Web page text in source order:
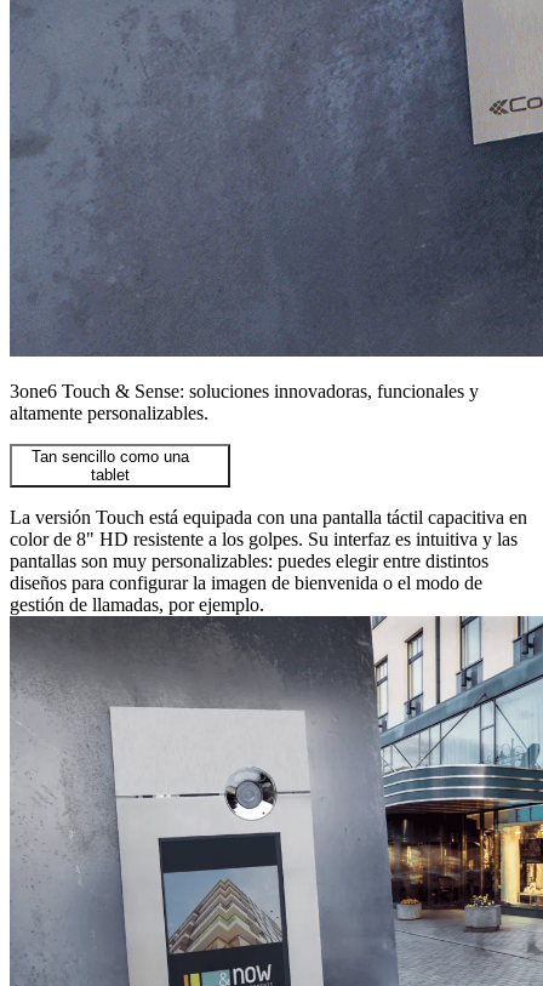
3one6 Touch & Sense: soluciones innovadoras, funcionales y
altamente personalizables.
Tan sencillo como una
tablet
La versión Touch está equipada con una pantalla táctil capacitiva en
color de 8" HD resistente a los golpes. Su interfaz es intuitiva y las
pantallas son muy personalizables: puedes elegir entre distintos
diseños para configurar la imagen de bienvenida o el modo de
gestión de llamadas, por ejemplo.